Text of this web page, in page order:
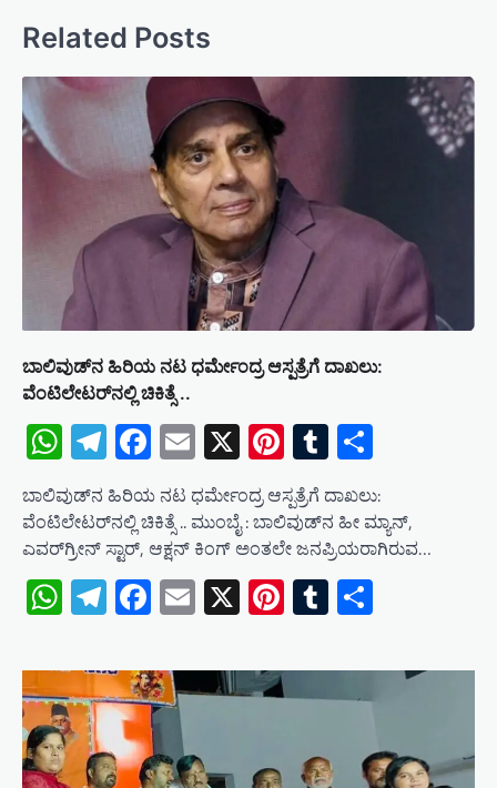
n
a
v
i
g
n
Related Posts
ಬಾಲಿವುಡ್‌ನ ಹಿರಿಯ ನಟ ಧರ್ಮೇಂದ್ರ ಆಸ್ಪತ್ರೆಗೆ ದಾಖಲು:
ವೆಂಟಿಲೇಟರ್‌ನಲ್ಲಿ ಚಿಕಿತ್ಸೆ ..
WhatsApp
Telegram
Facebook
Email
X Pinterest
Tumblr
ಬಾಲಿವುಡ್‌ನ ಹಿರಿಯ ನಟ ಧರ್ಮೇಂದ್ರ ಆಸ್ಪತ್ರೆಗೆ ದಾಖಲು:
ವೆಂಟಿಲೇಟರ್‌ನಲ್ಲಿ ಚಿಕಿತ್ಸೆ .. ಮುಂಬೈ : ಬಾಲಿವುಡ್‌ನ ಹೀ ಮ್ಯಾನ್,
ಎವರ್‌ಗ್ರೀನ್ ಸ್ಟಾರ್, ಆಕ್ಷನ್ ಕಿಂಗ್ ಅಂತಲೇ ಜನಪ್ರಿಯರಾಗಿರುವ…
WhatsApp
Telegram
Facebook
Email
X Pinterest
Tumblr